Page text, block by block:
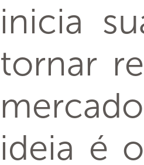
inicia
tornar
ideia é